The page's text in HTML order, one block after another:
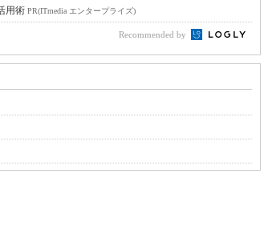
用術 PR(ITmedia エンタープライズ)
Recommended by